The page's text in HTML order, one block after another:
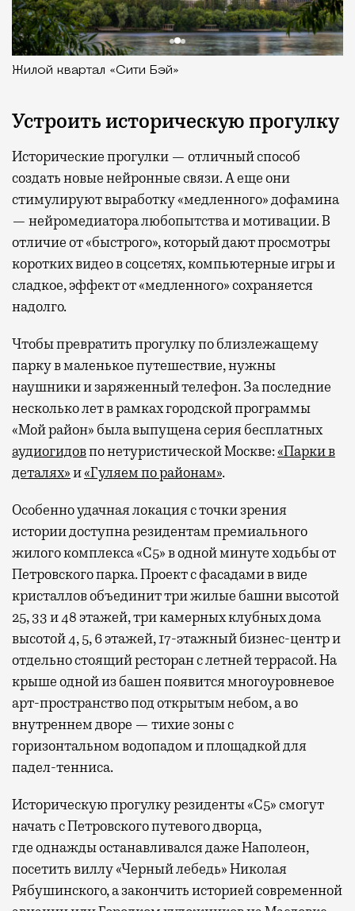
Жилой квартал «Сити Бэй»
Устроить историческую прогулку
Исторические прогулки — отличный способ
создать новые нейронные связи. А еще они
стимулируют выработку «медленного» дофамина
— нейромедиатора любопытства и мотивации. В
отличие от «быстрого», который дают просмотры
коротких видео в соцсетях, компьютерные игры и
сладкое, эффект от «медленного» сохраняется
надолго.
Чтобы превратить прогулку по близлежащему
парку в маленькое путешествие, нужны
наушники и заряженный телефон. За последние
несколько лет в рамках городской программы
«Мой район» была выпущена серия бесплатных
аудиогидовпо нетуристической Москве:«Парки в
деталях»и«Гуляем по районам».
Особенно удачная локация с точки зрения
истории доступна резидентам премиального
жилого комплекса «С5»в одной минуте ходьбы от
Петровского парка. Проект с фасадами в виде
кристаллов объединит три жилые башни высотой
25, 33 и 48 этажей, три камерных клубных дома
высотой 4, 5, 6 этажей, 17-этажный бизнес-центр и
отдельно стоящий ресторан с летней террасой. На
крыше одной из башен появится многоуровневое
арт-пространство под открытым небом, а во
внутреннем дворе — тихие зоны с
горизонтальном водопадом и площадкой для
падел-тенниса.
Историческую прогулку резиденты «С5» смогут
начать с Петровского путевого дворца,
гдеоднажды останавливался даже Наполеон,
посетить виллу «Черный лебедь» Николая
Рябушинского, а закончить историей современной